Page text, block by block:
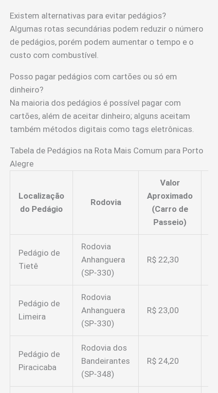
Existem alternativas para evitar pedágios?
Algumas rotas secundárias podem reduzir o número
de pedágios, porém podem aumentar o tempo e o
custo com combustível.
Posso pagar pedágios com cartões ou só em
dinheiro?
Na maioria dos pedágios é possível pagar com
cartões, além de aceitar dinheiro; alguns aceitam
também métodos digitais como tags eletrônicas.
Tabela de Pedágios na Rota Mais Comum para Porto
Alegre
Localização
do Pedágio
Rodovia
Valor
Aproximado
(Carro de
Passeio)
Pedágio de
Tietê
Rodovia
Anhanguera
(SP-330)
R$ 22,30
Pedágio de
Limeira
Rodovia
Anhanguera
(SP-330)
R$ 23,00
Pedágio de
Piracicaba
Rodovia dos
Bandeirantes
(SP-348)
R$ 24,20